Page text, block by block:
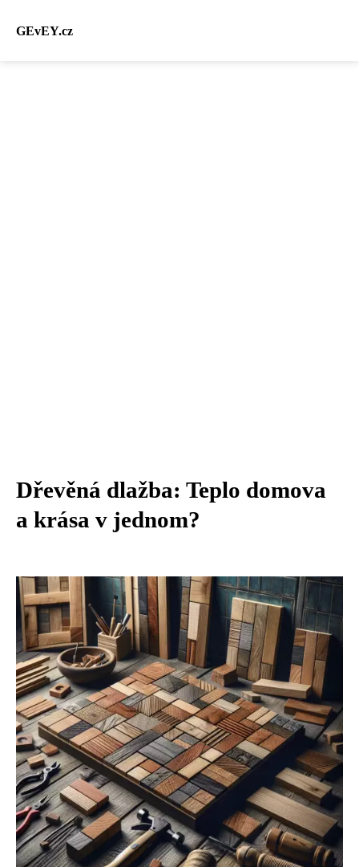
GEvEY.cz
Dřevěná dlažba: Teplo domova
a krása v jednom?